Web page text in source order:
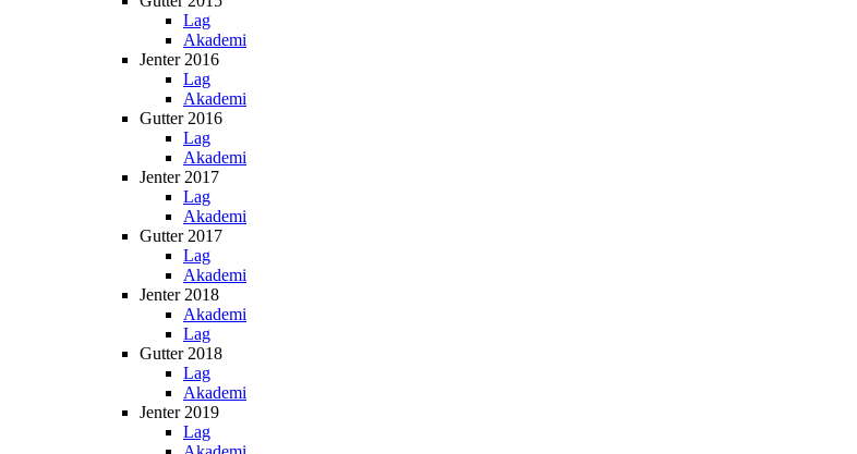
Lag
Akademi
Jenter 2016
Lag
Akademi
Gutter 2016
Lag
Akademi
Jenter 2017
Lag
Akademi
Gutter 2017
Lag
Akademi
Jenter 2018
Akademi
Lag
Gutter 2018
Lag
Akademi
Jenter 2019
Lag